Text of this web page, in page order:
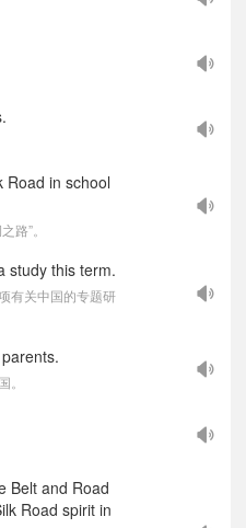
Road in school
路”。
study this term.
有关中国的专题研
Belt and Road
Road spirit in